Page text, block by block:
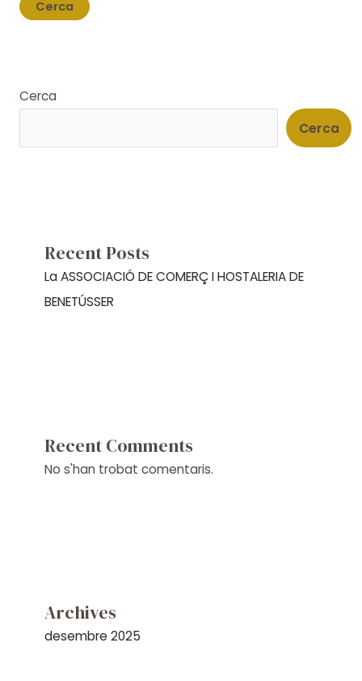
Cerca
Cerca
Recent Posts
La ASSOCIACIÓ DE COMERÇ I HOSTALERIA DE
BENETÚSSER
Recent Comments
No s'han trobat comentaris.
Archives
desembre 2025